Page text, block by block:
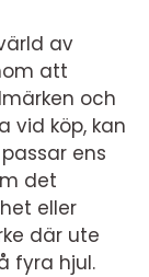
av
att
och
vid köp, kan
ens
det
eller
där ute
fyra hjul.